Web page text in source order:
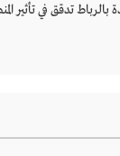
بالرباط تدقق في تأثير